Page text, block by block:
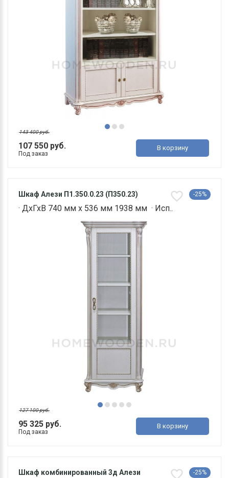
107 550 руб.
143 400 руб.
Под заказ
В корзину
Шкаф Алези П1.350.0.23 (П350.23) -25%
· ДхГхВ 740 мм х 536 мм 1938 мм · Исп..
95 325 руб.
127 100 руб.
Под заказ
В корзину
Шкаф комбинированный 3д Алези
-25%